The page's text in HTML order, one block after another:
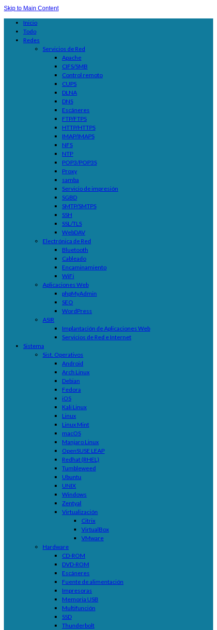
Skip to Main Content
Inicio
Todo
Redes
Servicios de Red
Apache
CIFS/SMB
Control remoto
CUPS
DLNA
DNS
Escáneres
FTP/FTPS
HTTP/HTTPS
IMAP/IMAPS
NFS
NTP
POP3/POP3S
Proxy
samba
Servicio de impresión
SGBD
SMTP/SMTPS
SSH
SSL/TLS
WebDAV
Electrónica de Red
Bluetooth
Cableado
Encaminamiento
WiFi
Aplicaciones Web
phpMyAdmin
SEO
WordPress
ASIR
Implantación de Aplicaciones Web
Servicios de Red e Internet
Sistema
Sist. Operativos
Android
Arch Linux
Debian
Fedora
iOS
Kali Linux
Linux
Linux Mint
macOS
Manjaro Linux
OpenSUSE LEAP
Redhat (RHEL)
Tumbleweed
Ubuntu
UNIX
Windows
Zentyal
Virtualización
Citrix
VirtualBox
VMware
Hardware
CD-ROM
DVD-ROM
Escáneres
Fuente de alimentación
Impresoras
Memoria USB
Multifunción
SSD
Thunderbolt